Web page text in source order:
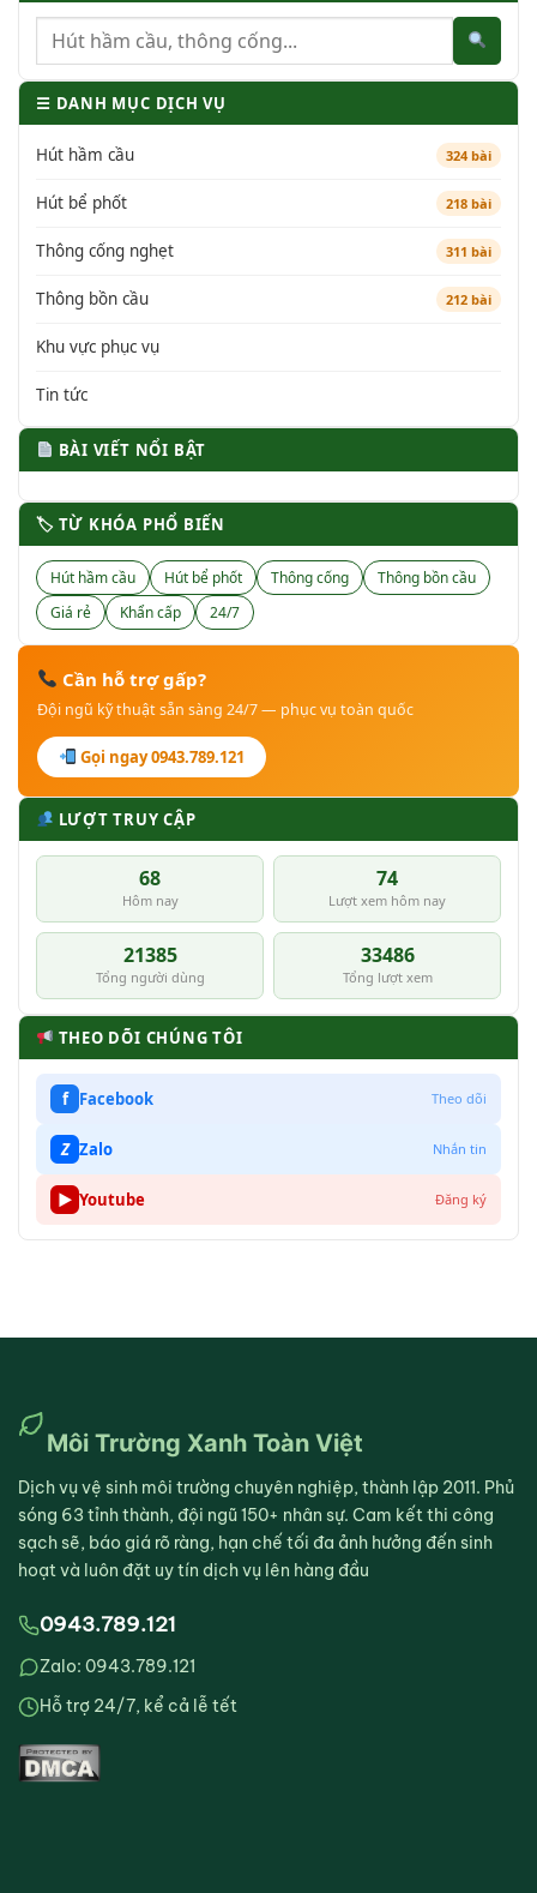
☰ DANH MỤC DỊCH VỤ
Hút hầm cầu 324 bài
Hút bể phốt 218 bài
Thông cống nghẹt 311 bài
Thông bồn cầu 212 bài
Khu vực phục vụ
Tin tức
BÀI VIẾT NỔI BẬT
🏷 TỪ KHÓA PHỔ BIẾN
Hút hầm cầu Hút bể phốt Thông cống
Thông bồn cầu
Giá rẻ
Khẩn cấp 24/7
Cần hỗ trợ gấp?
Đội ngũ kỹ thuật sẵn sàng 24/7 — phục vụ toàn quốc
Gọi ngay 0943.789.121
LƯỢT TRUY CẬP
68
Hôm nay
74
Lượt xem hôm nay
21385
Tổng người dùng
33486
Tổng lượt xem
THEO DÕI CHÚNG TÔI
f Facebook Theo dõi
Z Zalo Nhắn tin
▶ Youtube Đăng ký
Môi Trường Xanh Toàn Việt
Dịch vụ vệ sinh môi trường chuyên nghiệp, thành lập 2011. Phủ
sóng 63 tỉnh thành, đội ngũ 150+ nhân sự. Cam kết thi công
sạch sẽ, báo giá rõ ràng, hạn chế tối đa ảnh hưởng đến sinh
hoạt và luôn đặt uy tín dịch vụ lên hàng đầu
0943.789.121
Zalo: 0943.789.121
Hỗ trợ 24/7, kể cả lễ tết